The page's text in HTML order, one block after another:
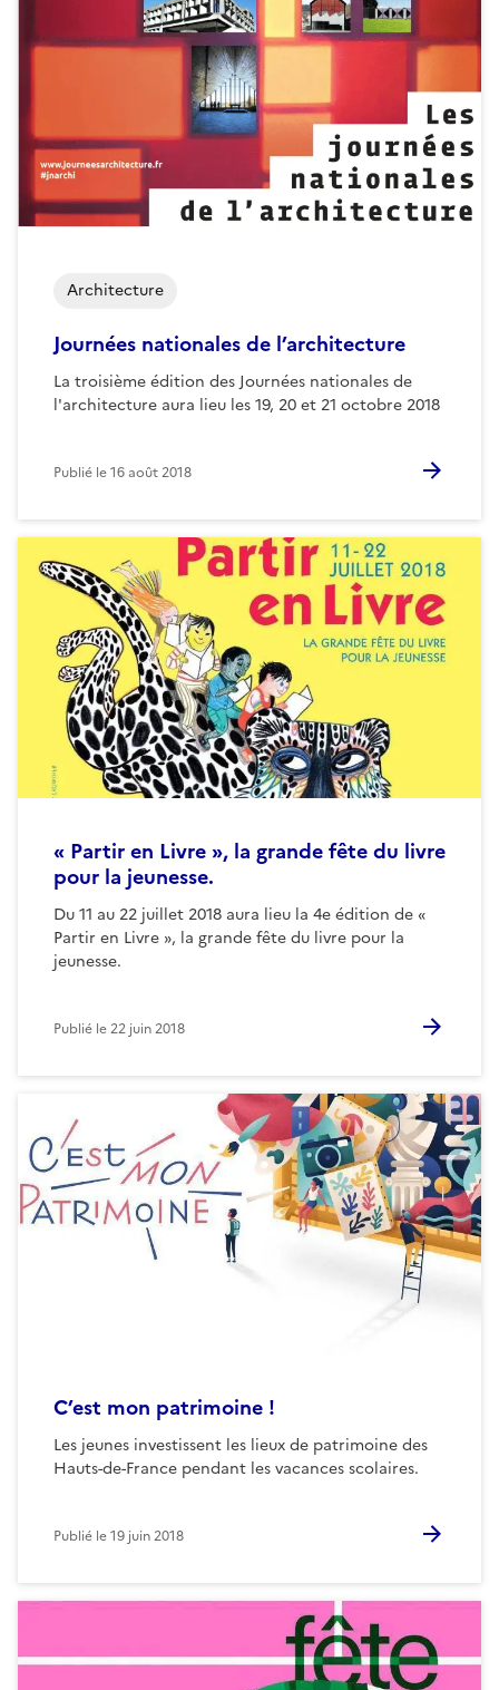
Journées nationales de l’architecture
La troisième édition des Journées nationales de
l'architecture aura lieu les 19, 20 et 21 octobre 2018
Architecture
Publié le16 août 2018
« Partir en Livre », la grande fête du livre
pour la jeunesse.
Du 11 au 22 juillet 2018 aura lieu la 4e édition de «
Partir en Livre », la grande fête du livre pour la
jeunesse.
Publié le22 juin 2018
C’est mon patrimoine !
Les jeunes investissent les lieux de patrimoine des
Hauts-de-France pendant les vacances scolaires.
Publié le19 juin 2018